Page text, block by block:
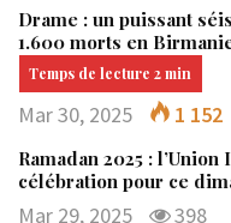
Drame : un puissant
1.600 morts en
Mar 30, 2025 1 152
Ramadan 2025 :
célébration pour ce
Mar 29, 2025 398